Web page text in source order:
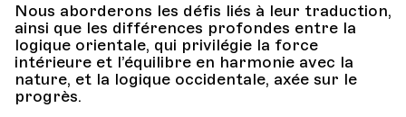
Nous aborderons les défis liés à leur traduction,
ainsi que les différences profondes entre la
logique orientale, qui privilégie la force
intérieure et l’équilibre en harmonie avec la
nature, et la logique occidentale, axée sur le
progrès.